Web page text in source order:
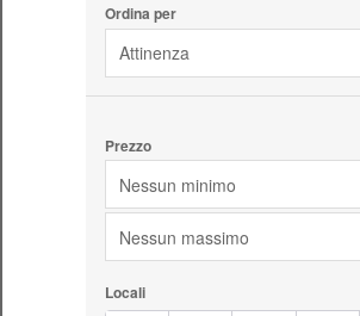
Ordina per
Attinenza
Prezzo
Nessun minimo
Nessun massimo
Locali